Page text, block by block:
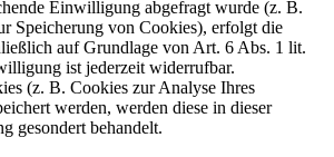
Einwilligung abgefragt wurde (z. B.
Speicherung von Cookies), erfolgt die
auf Grundlage von Art. 6 Abs. 1 lit.
ist jederzeit widerrufbar.
(z. B. Cookies zur Analyse Ihres
werden, werden diese in dieser
gesondert behandelt.